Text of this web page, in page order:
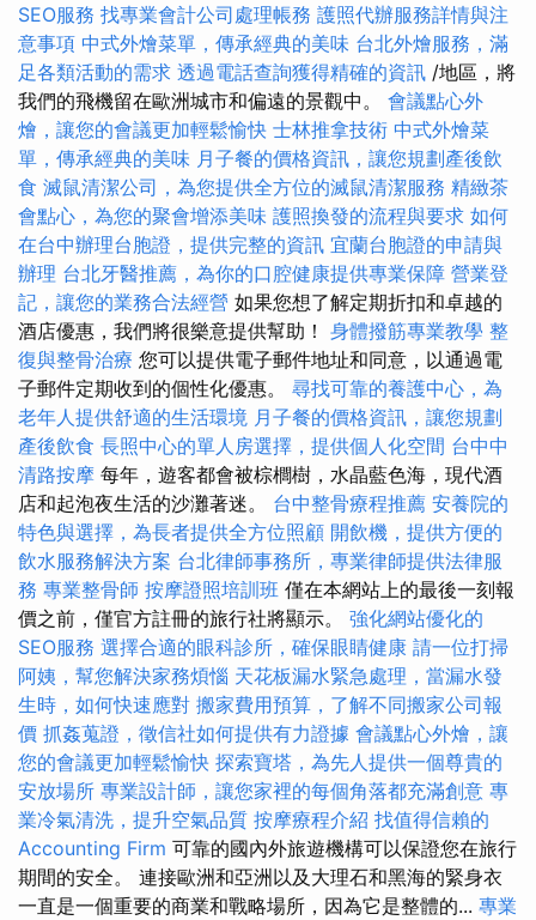
SEO服務 找專業會計公司處理帳務 護照代辦服務詳情與注
意事項 中式外燴菜單，傳承經典的美味 台北外燴服務，滿
足各類活動的需求 透過電話查詢獲得精確的資訊 /地區，將
我們的飛機留在歐洲城市和偏遠的景觀中。 會議點心外
燴，讓您的會議更加輕鬆愉快 士林推拿技術 中式外燴菜
單，傳承經典的美味 月子餐的價格資訊，讓您規劃產後飲
食 滅鼠清潔公司，為您提供全方位的滅鼠清潔服務 精緻茶
會點心，為您的聚會增添美味 護照換發的流程與要求 如何
在台中辦理台胞證，提供完整的資訊 宜蘭台胞證的申請與
辦理 台北牙醫推薦，為你的口腔健康提供專業保障 營業登
記，讓您的業務合法經營 如果您想了解定期折扣和卓越的
酒店優惠，我們將很樂意提供幫助！ 身體撥筋專業教學 整
復與整骨治療 您可以提供電子郵件地址和同意，以通過電
子郵件定期收到的個性化優惠。 尋找可靠的養護中心，為
老年人提供舒適的生活環境 月子餐的價格資訊，讓您規劃
產後飲食 長照中心的單人房選擇，提供個人化空間 台中中
清路按摩 每年，遊客都會被棕櫚樹，水晶藍色海，現代酒
店和起泡夜生活的沙灘著迷。 台中整骨療程推薦 安養院的
特色與選擇，為長者提供全方位照顧 開飲機，提供方便的
飲水服務解決方案 台北律師事務所，專業律師提供法律服
務 專業整骨師 按摩證照培訓班 僅在本網站上的最後一刻報
價之前，僅官方註冊的旅行社將顯示。 強化網站優化的
SEO服務 選擇合適的眼科診所，確保眼睛健康 請一位打掃
阿姨，幫您解決家務煩惱 天花板漏水緊急處理，當漏水發
生時，如何快速應對 搬家費用預算，了解不同搬家公司報
價 抓姦蒐證，徵信社如何提供有力證據 會議點心外燴，讓
您的會議更加輕鬆愉快 探索寶塔，為先人提供一個尊貴的
安放場所 專業設計師，讓您家裡的每個角落都充滿創意 專
業冷氣清洗，提升空氣品質 按摩療程介紹 找值得信賴的
Accounting Firm 可靠的國內外旅遊機構可以保證您在旅行
期間的安全。 連接歐洲和亞洲以及大理石和黑海的緊身衣
一直是一個重要的商業和戰略場所，因為它是整體的... 專業